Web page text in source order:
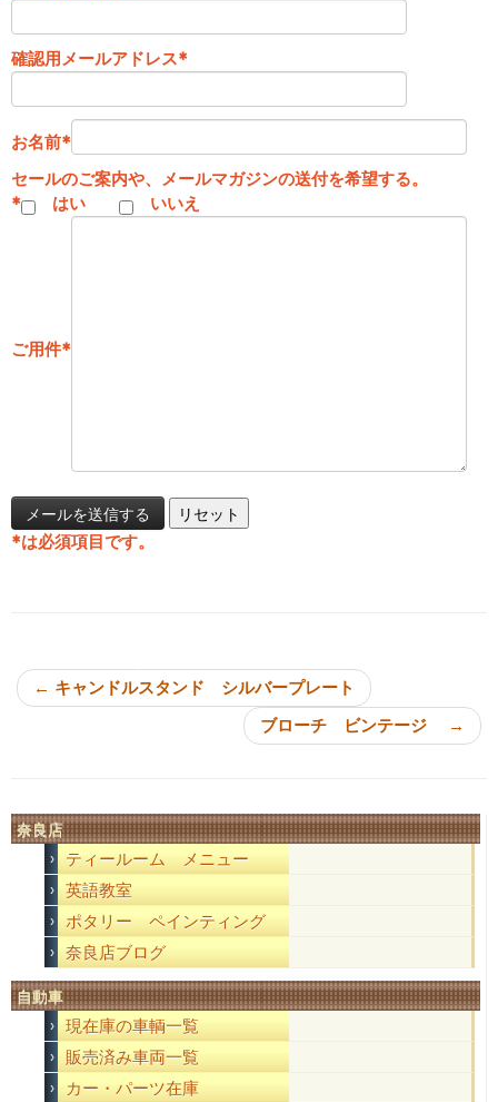
確認用メールアドレス*
お名前*
セールのご案内や、メールマガジンの送付を希望する。
*
はい いいえ
ご用件*
*は必須項目です。
← キャンドルスタンド シルバープレート
ブローチ ビンテージ
→
奈良店
ティールーム メニュー
英語教室
ポタリー ペインティング
奈良店ブログ
自動車
現在庫の車輌一覧
販売済み車両一覧
カー・パーツ在庫